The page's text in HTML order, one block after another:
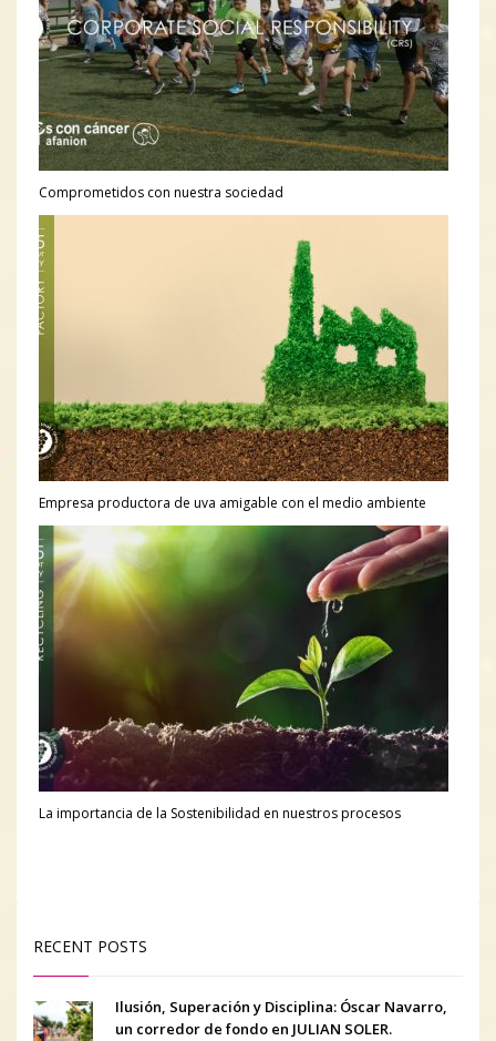
Comprometidos con nuestra sociedad
Empresa productora de uva amigable con el medio ambiente
La importancia de la Sostenibilidad en nuestros procesos
RECENT POSTS
Ilusión, Superación y Disciplina: Óscar Navarro,
un corredor de fondo en JULIAN SOLER.